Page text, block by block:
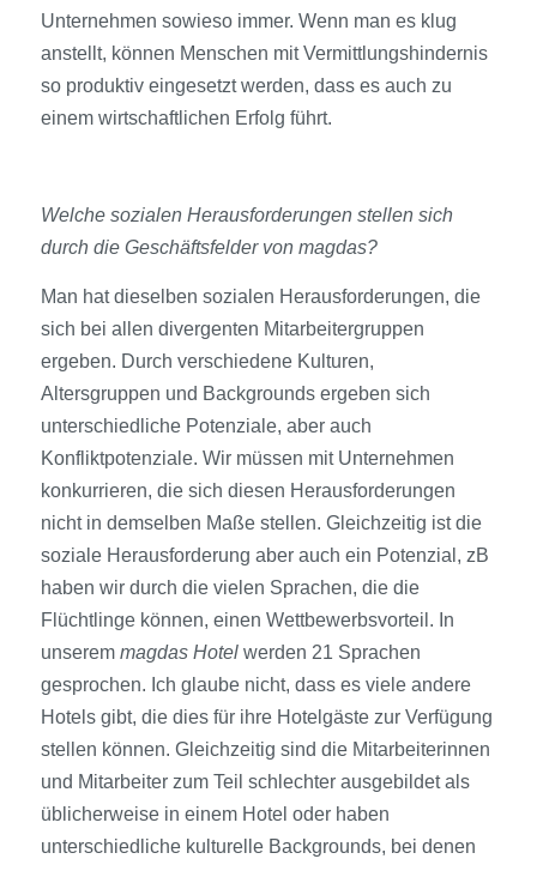
Unternehmen sowieso immer. Wenn man es klug
anstellt, können Menschen mit Vermittlungshindernis
so produktiv eingesetzt werden, dass es auch zu
einem wirtschaftlichen Erfolg führt.
Welche sozialen Herausforderungen stellen sich
durch die Geschäftsfelder von magdas?
Man hat dieselben sozialen Herausforderungen, die
sich bei allen divergenten Mitarbeitergruppen
ergeben. Durch verschiedene Kulturen,
Altersgruppen und Backgrounds ergeben sich
unterschiedliche Potenziale, aber auch
Konfliktpotenziale. Wir müssen mit Unternehmen
konkurrieren, die sich diesen Herausforderungen
nicht in demselben Maße stellen. Gleichzeitig ist die
soziale Herausforderung aber auch ein Potenzial, zB
haben wir durch die vielen Sprachen, die die
Flüchtlinge können, einen Wettbewerbsvorteil. In
unserem magdas Hotelwerden 21 Sprachen
gesprochen. Ich glaube nicht, dass es viele andere
Hotels gibt, die dies für ihre Hotelgäste zur Verfügung
stellen können. Gleichzeitig sind die Mitarbeiterinnen
und Mitarbeiter zum Teil schlechter ausgebildet als
üblicherweise in einem Hotel oder haben
unterschiedliche kulturelle Backgrounds, bei denen